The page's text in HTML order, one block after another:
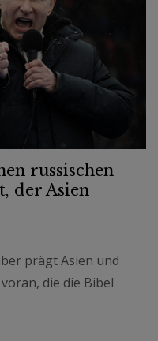
russischen
der Asien
prägt Asien und
die die Bibel